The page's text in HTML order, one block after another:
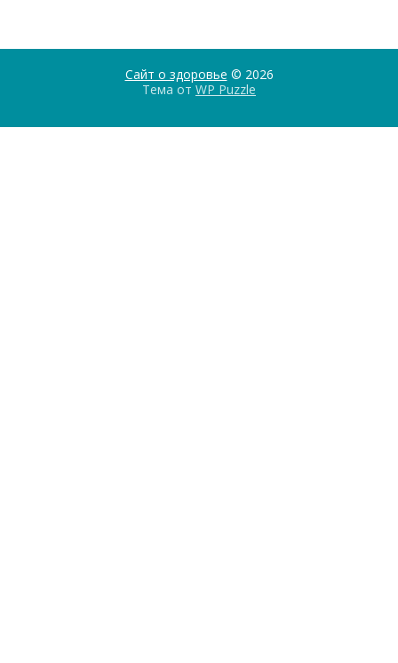
Сайт о здоровье © 2026
Тема от WP Puzzle